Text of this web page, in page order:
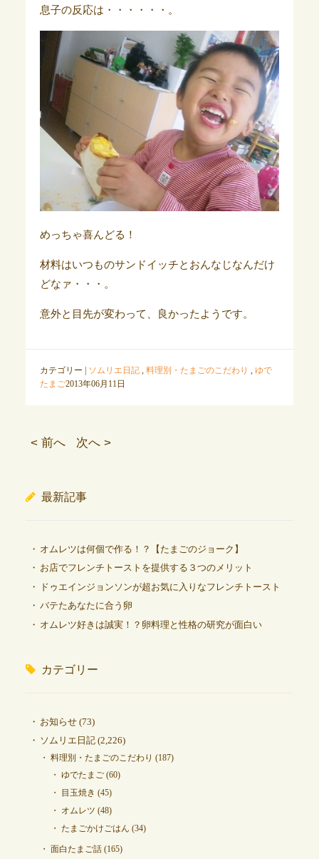
息子の反応は・・・・・・。
めっちゃ喜んどる！
材料はいつものサンドイッチとおんなじなんだけ
どなァ・・・。
意外と目先が変わって、良かったようです。
カテゴリー | ソムリエ日記, 料理別・たまごのこだわり
ゆで
たまご2013年06月11日
< 前へ 次へ >
最新記事
オムレツは何個で作る！？【たまごのジョーク】
お店でフレンチトーストを提供する３つのメリット
ドゥエインジョンソンが超お気に入りなフレンチトースト
バテたあなたに合う卵
オムレツ好きは誠実！？卵料理と性格の研究が面白い
カテゴリー
お知らせ(73)
ソムリエ日記(2,226)
料理別・たまごのこだわり (187)
ゆでたまご(60)
目玉焼き (45)
オムレツ (48)
たまごかけごはん (34)
面白たまご話(165)